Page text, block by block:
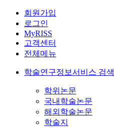
회원가입
로그인
MyRISS
고객센터
전체메뉴
학술연구정보서비스 검색
학위논문
국내학술논문
해외학술논문
학술지